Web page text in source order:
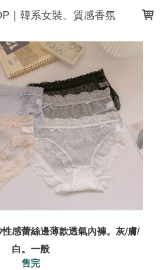
｜韓系女裝。質感香氛
性感蕾絲邊薄款透氣內褲。灰/膚/
白。一般
售完